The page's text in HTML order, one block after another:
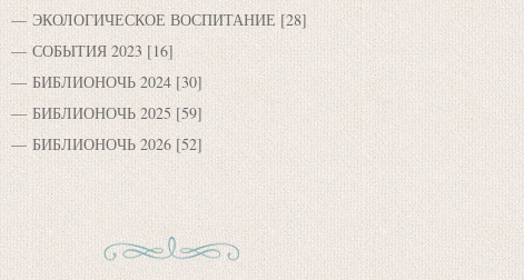
ЭКОЛОГИЧЕСКОЕ ВОСПИТАНИЕ [28]
СОБЫТИЯ 2023 [16]
БИБЛИОНОЧЬ 2024 [30]
БИБЛИОНОЧЬ 2025 [59]
БИБЛИОНОЧЬ 2026 [52]